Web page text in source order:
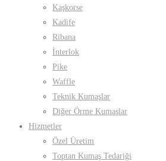
Kaşkorse
Kadife
Ribana
İnterlok
Pike
Waffle
Teknik Kumaşlar
Diğer Örme Kumaşlar
Hizmetler
Özel Üretim
Toptan Kumaş Tedariği